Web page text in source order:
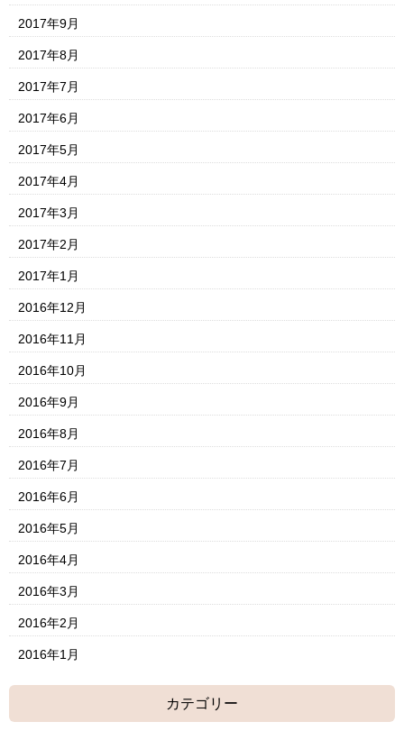
2017年9月
2017年8月
2017年7月
2017年6月
2017年5月
2017年4月
2017年3月
2017年2月
2017年1月
2016年12月
2016年11月
2016年10月
2016年9月
2016年8月
2016年7月
2016年6月
2016年5月
2016年4月
2016年3月
2016年2月
2016年1月
カテゴリー